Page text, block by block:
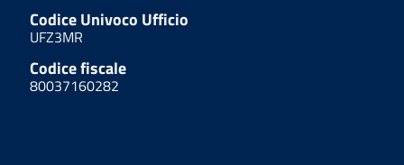
Codice Univoco Ufficio
UFZ3MR
Codice fiscale
80037160282